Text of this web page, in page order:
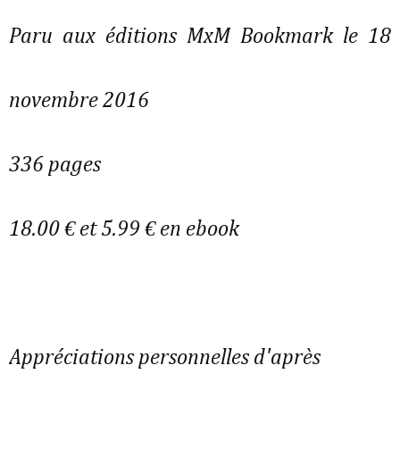
Paru aux éditions MxM Bookmark le 18
novembre 2016
336 pages
18.00 € et 5.99 € en ebook
Appréciations personnelles d'après